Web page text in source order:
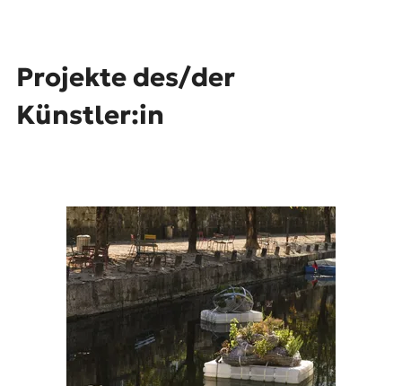
Projekte des/der
Künstler:in